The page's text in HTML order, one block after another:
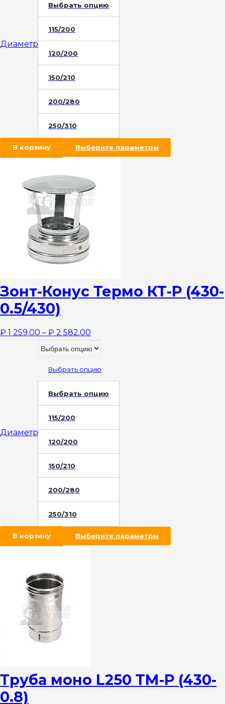
Диаметр
Выбрать опцию
115/200
120/200
150/210
200/280
250/310
В корзину Выберите параметры
Зонт-Конус Термо КТ-Р (430-
0.5/430)
₽ 1 259.00 – ₽ 2 582.00
Диаметр
Выбрать опцию
Выбрать опцию
115/200
120/200
150/210
200/280
250/310
В корзину Выберите параметры
Труба моно L250 ТМ-Р (430-
0.8)